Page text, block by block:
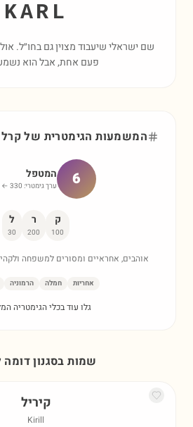
KARL
שם ישראלי שיעבוד מצוין גם בחו״ל.
פעם אחת, אבל הוא
המשמעות הגימטרית שלקרל
6 המטפל
ערך גימטרי: 330
←
ק
100
ר
200
ל
30
אוהבים, אחראיים ומסורים למשפחה
אחריות חמלה הרמוניה
גלו עוד בכלי הגימטריה
שמות בסגנון דומה
קיריל
Kirill